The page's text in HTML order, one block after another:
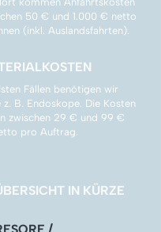
50 € und 1.000 € netto
(inkl. Auslandsfahrten).
Fällen benötigen wir
B. Endoskope. Die Kosten
zwischen 29 € und 99 €
pro Auftrag.
IN KÜRZE